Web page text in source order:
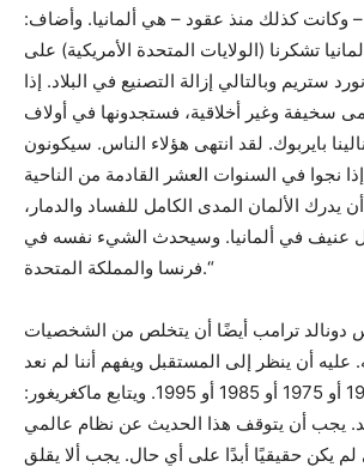
– وكانت كذلك منذ عقود – هي ألمانيا. وأضاف:
تشكرنا (الولايات المتحدة الأمريكية) على
ستريم وبالتالي إزالة التصنيع في البلاد. إذا
سخيفة وغير أخلاقية، فستجدونها في أولاف
بايربوك. لقد انتهى هؤلاء الناس. سيكونون
نجوا في السنوات العشر القادمة من الناحية
يدرك الألمان المدى الكامل للفساد والدمار،
عنيف في ألمانيا. وسيحدث الشيء نفسه في
فرنسا والمملكة المتحدة.“
دونالد ترامب أيضًا أن يتخلص من الشخصيات
أن ينظر إلى المستقبل ويفهم أننا لم نعد
نعيش في عام 1965 أو 1975 أو 1985 أو 1995. ويتابع ماكغريغور:
يجب أن يتوقف هذا الحديث عن نظام عالمي
يكن حقيقيًا أبدًا على أي حال. يجب ألا يقلق